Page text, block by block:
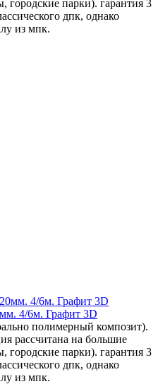
городские парки). гарантия 3
дпк, однако
из мпк.
4/6м. Графит 3D
полимерный композит).
рассчитана на большие
городские парки). гарантия 3
дпк, однако
из мпк.